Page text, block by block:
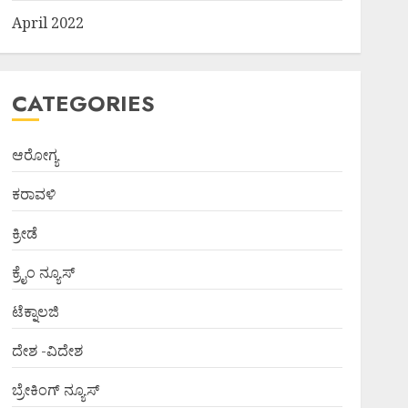
April 2022
CATEGORIES
ಆರೋಗ್ಯ
ಕರಾವಳಿ
ಕ್ರೀಡೆ
ಕ್ರೈಂ ನ್ಯೂಸ್
ಟೆಕ್ನಾಲಜಿ
ದೇಶ -ವಿದೇಶ
ಬ್ರೇಕಿಂಗ್ ನ್ಯೂಸ್